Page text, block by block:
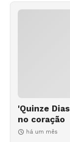
'Quinze
no coração
há um mês